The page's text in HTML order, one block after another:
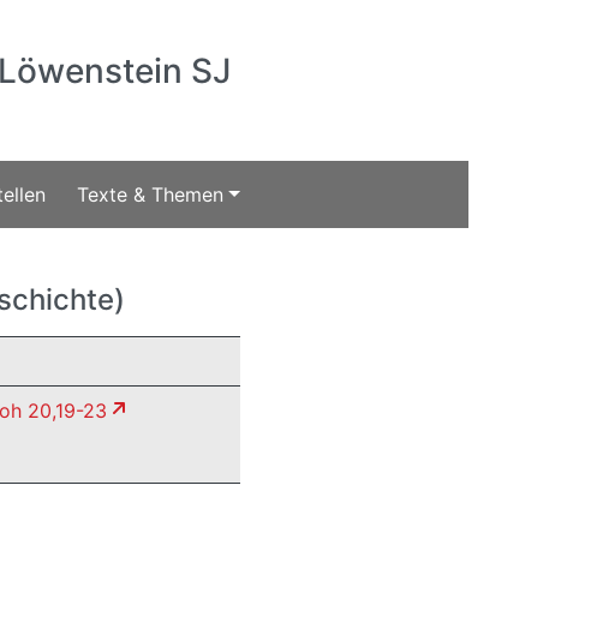
SJ
Texte & Themen
20,19-23